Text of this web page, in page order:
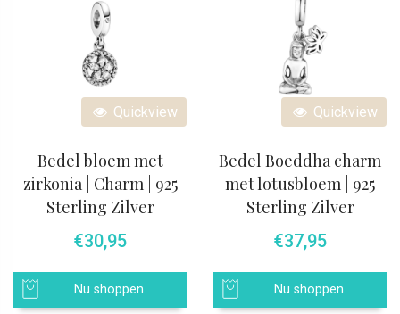
Quickview
Bedel bloem met
zirkonia | Charm | 925
Sterling Zilver
€30,95
Nu shoppen
Quickview
Bedel Boeddha charm
met lotusbloem | 925
Sterling Zilver
€37,95
Nu shoppen